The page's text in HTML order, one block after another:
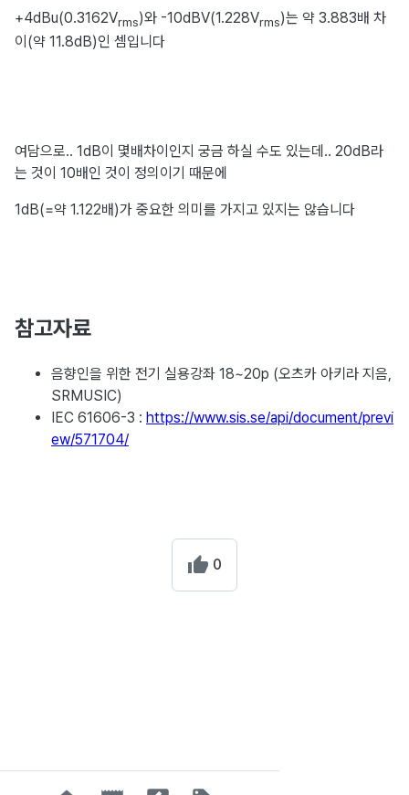
+4dBu(0.3162Vrms)와 -10dBV(1.228Vrms)는 약 3.883배 차
이(약 11.8dB)인 셈입니다
여담으로.. 1dB이 몇배차이인지 궁금 하실 수도 있는데.. 20dB라
는 것이 10배인 것이 정의이기 때문에
1dB(=약 1.122배)가 중요한 의미를 가지고 있지는 않습니다
참고자료
음향인을 위한 전기 실용강좌 18~20p (오츠카 아키라 지음,
SRMUSIC)
IEC 61606-3 : https://www.sis.se/api/document/previ
ew/571704/
0